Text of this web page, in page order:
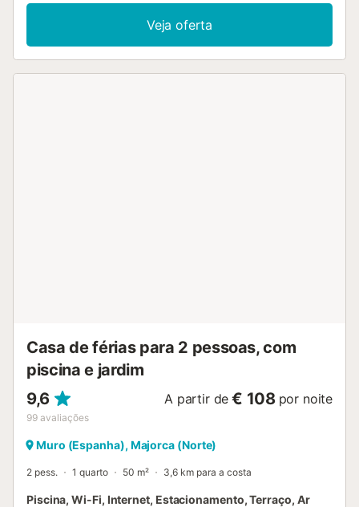
Veja oferta
Casa de férias para 2 pessoas, com
piscina e jardim
9,6
99 avaliações
A partir de € 108 por noite
Muro (Espanha), Majorca (Norte)
2 pess. 1 quarto 50 m² 3,6 km para a costa
Piscina, Wi-Fi, Internet, Estacionamento, Terraço, Ar